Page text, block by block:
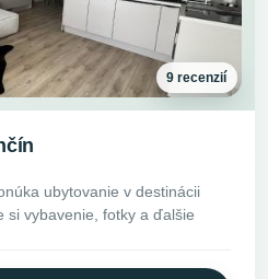
9 recenzií
ubytovanie v destinácii
si vybavenie, fotky a ďalšie